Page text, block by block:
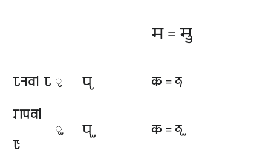
𑆯 = 𑆯𑆷
𑆉𑆤𑆮𑇀 𑆉 𑆸 𑆥𑆸 𑆑 = 𑆑𑆸
𑆫𑆒𑆮𑇀
𑆊
𑆹 𑆥𑆹 𑆑 = 𑆑𑆹